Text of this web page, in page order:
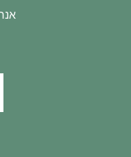
אנחנו כאן בכדי לעזור בתהליך האומנה ובכל שאלה